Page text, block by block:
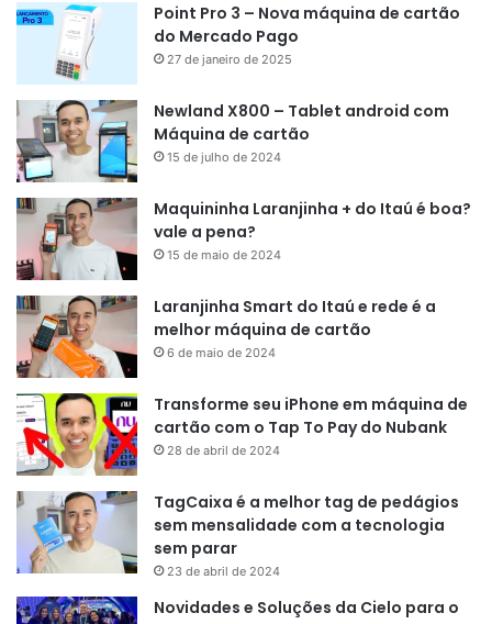
Point Pro 3 – Nova máquina de cartão
do Mercado Pago
27 de janeiro de 2025
Newland X800 – Tablet android com
Máquina de cartão
15 de julho de 2024
Maquininha Laranjinha + do Itaú é boa?
vale a pena?
15 de maio de 2024
Laranjinha Smart do Itaú e rede é a
melhor máquina de cartão
6 de maio de 2024
Transforme seu iPhone em máquina de
cartão com o Tap To Pay do Nubank
28 de abril de 2024
TagCaixa é a melhor tag de pedágios
sem mensalidade com a tecnologia
sem parar
23 de abril de 2024
Novidades e Soluções da Cielo para o